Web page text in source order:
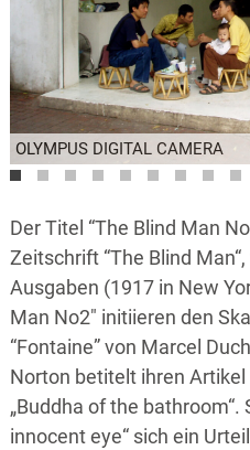
OLYMPUS DIGITAL CAMERA
OLYMPUS DIGITAL CAMERA
OLYMPUS DIGITAL CAMERA
OLYMPUS DIGITAL CAMERA
OLYMPUS DIGITAL CAMERA
OLYMPUS DIGITAL CAMERA
Der Titel “The Blind Man
Zeitschrift “The Blind
Ausgaben (1917 in New
Man No2″ initiieren den
“Fontaine” von Marcel
Norton betitelt ihren Artikel
„Buddha of the bathroom“.
innocent eye“ sich ein